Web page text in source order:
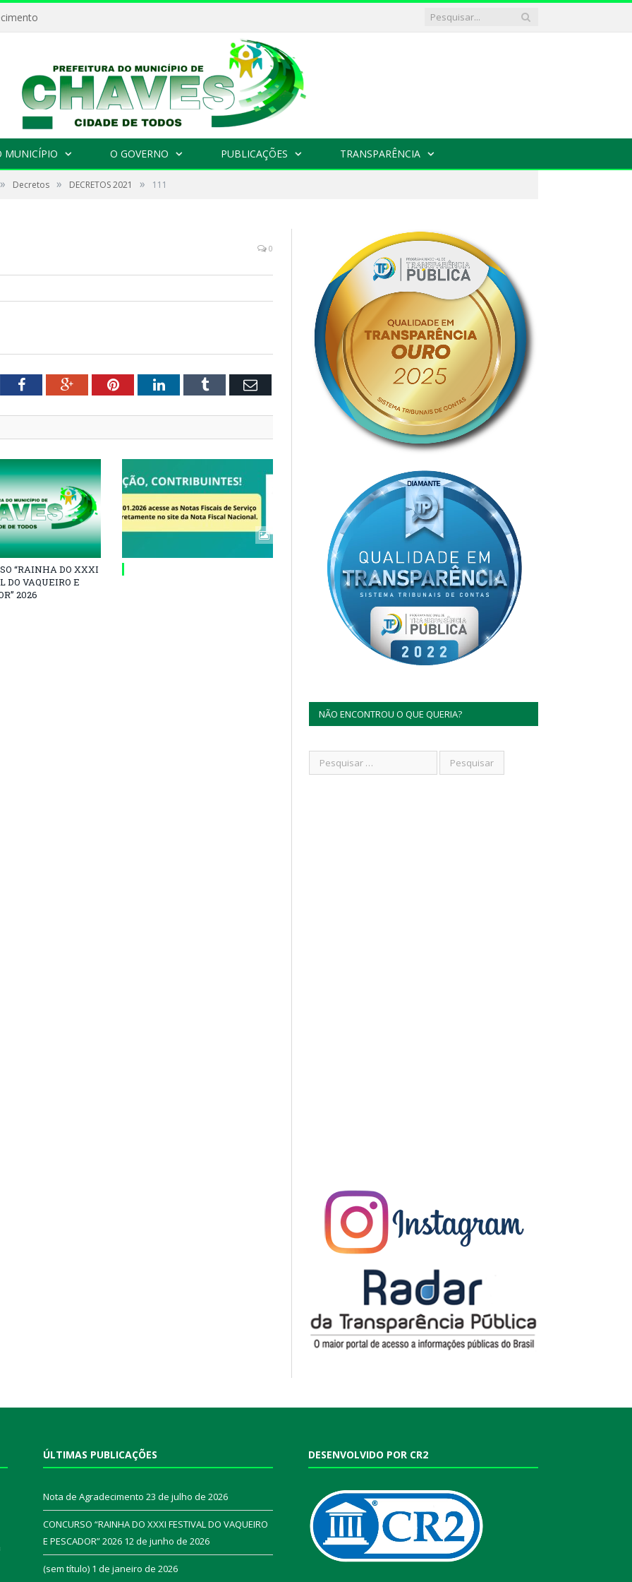
MUNICÍPIO O GOVERNO PUBLICAÇÕES TRANSPARÊNCIA
» Decretos » DECRETOS 2021 » 111
0
FacebookGoogle+PinterestLinkedInTumblr Email
“RAINHA DO XXXI
DO VAQUEIRO E
2026
NÃO ENCONTROU O QUE QUERIA?
ÚLTIMAS PUBLICAÇÕES
Nota de Agradecimento 23 de julho de 2026
CONCURSO “RAINHA DO XXXI FESTIVAL DO VAQUEIRO
E PESCADOR” 2026 12 de junho de 2026
(sem título) 1 de janeiro de 2026
DESENVOLVIDO POR CR2